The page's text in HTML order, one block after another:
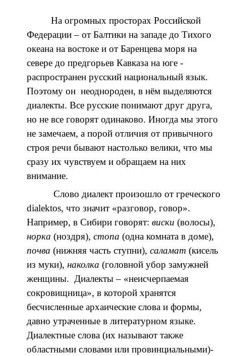
На огромных просторах Российской
Федерации – от Балтики на западе до Тихого
океана на востоке и от Баренцева моря на
севере до предгорьев Кавказа на юге -
распространен русский национальный язык.
Поэтому он неоднороден, в нём выделяются
диалекты. Все русские понимают друг друга,
но не все говорят одинаково. Иногда мы этого
не замечаем, а порой отличия от привычного
строя речи бывают настолько велики, что мы
сразу их чувствуем и обращаем на них
внимание.
Слово диалект произошло от греческого
dialektos, что значит «разговор, говор».
Например, в Сибири говорят:виски(волосы),
норка(ноздря),стопа(одна комната в доме),
почва(нижняя часть ступни),саламат (кисель
из муки),наколка(головной убор замужней
женщины. Диалекты – «неисчерпаемая
сокровищница», в которой хранятся
бесчисленные архаические слова и формы,
давно утраченные в литературном языке.
Диалектные слова (их называют также
областными словами или провинциальными)-